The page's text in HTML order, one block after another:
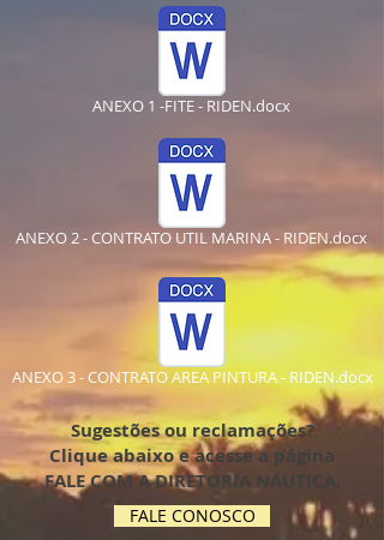
ANEXO 1 -FITE - RIDEN.docx
ANEXO 3 - CONTRATO AREA PINTURA - RIDEN.docx
ANEXO 2 - CONTRATO UTIL MARINA - RIDEN.docx
Sugestões ou reclamações?
Clique abaixo e acesse a página
FALE COM A DIRETORIA NÁUTICA.
FALE CONOSCO